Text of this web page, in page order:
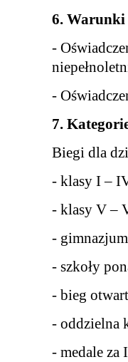
6. Warunki
-
-
7.
Biegi dla
- klasy I –
- klasy V –
-
- szkoły
- bieg
- oddzielna
- medale